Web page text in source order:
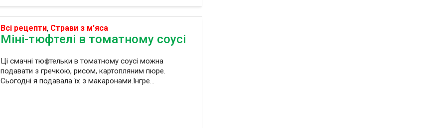
Всі рецепти, Страви з м'яса
Міні-тюфтелі в томатному соусі
Ці смачні тюфтельки в томатному соусі можна
подавати з гречкою, рисом, картопляним пюре.
Сьогодні я подавала їх з макаронами.Інгре...